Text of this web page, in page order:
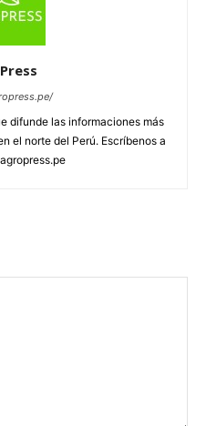
difunde las informaciones más
el norte del Perú. Escríbenos a